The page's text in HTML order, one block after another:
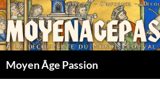
Aller
au
contenu
Moyen Âge Passion